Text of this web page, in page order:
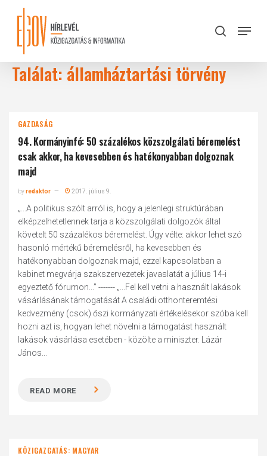
content
search
Menu
Találat: államháztartási törvény
GAZDASÁG
94. Kormányinfó: 50 százalékos közszolgálati béremelést
csak akkor, ha kevesebben és hatékonyabban dolgoznak
majd
byredaktor 2017. július 9.
„...A politikus szólt arról is, hogy a jelenlegi struktúrában
elképzelhetetlennek tarja a közszolgálati dolgozók által
követelt 50 százalékos béremelést. Úgy vélte: akkor lehet szó
hasonló mértékű béremelésről, ha kevesebben és
hatékonyabban dolgoznak majd, ezzel kapcsolatban a
kabinet megvárja szakszervezetek javaslatát a július 14-i
egyeztető fórumon...” ------- „...Fel kell vetni a használt lakások
vásárlásának támogatását A családi otthonteremtési
kedvezmény (csok) őszi kormányzati értékelésekor szóba kell
hozni azt is, hogyan lehet növelni a támogatást használt
lakások vásárlása esetében - közölte a miniszter. Lázár
János...
READ MORE
KÖZIGAZGATÁS: MAGYAR
Close